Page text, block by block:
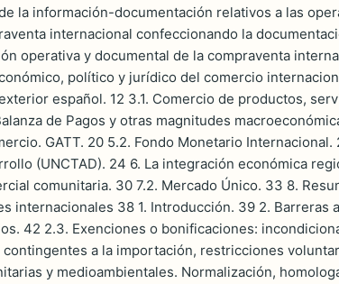
la información-documentación relativos a las
internacional confeccionando la
operativa y documental de la compraventa
político y jurídico del comercio
español. 12 3.1. Comercio de productos,
de Pagos y otras magnitudes
GATT. 20 5.2. Fondo Monetario
(UNCTAD). 24 6. La integración económica
comunitaria. 30 7.2. Mercado Único. 33 8.
internacionales 38 1. Introducción. 39 2. Barreras
42 2.3. Exenciones o bonificaciones:
contingentes a la importación, restricciones
y medioambientales. Normalización,